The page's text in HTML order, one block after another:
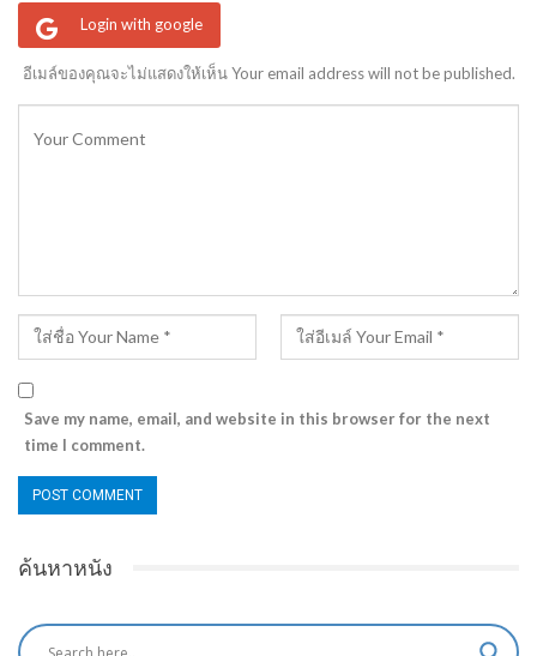
Login with google
อีเมล์ของคุณจะไม่แสดงให้เห็น Your email address will not be published.
Save my name, email, and website in this browser for the next
time I comment.
ค้นหาหนัง